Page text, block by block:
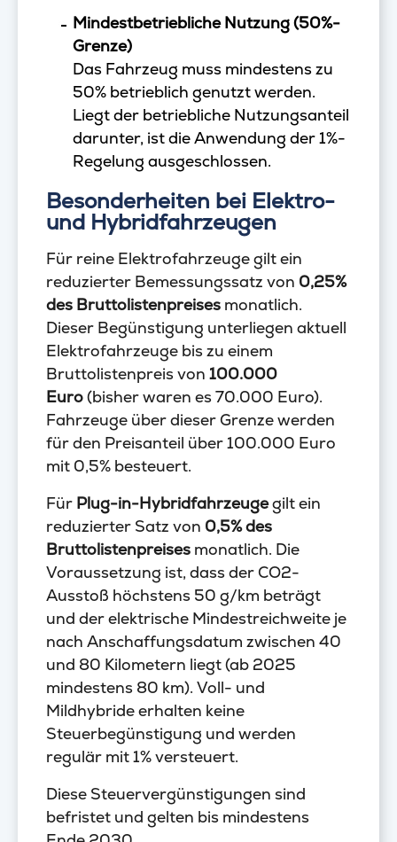
Mindestbetriebliche Nutzung (50%-
Grenze)
Das Fahrzeug muss mindestens zu
50% betrieblich genutzt werden.
Liegt der betriebliche Nutzungsanteil
darunter, ist die Anwendung der 1%-
Regelung ausgeschlossen.
Besonderheiten bei Elektro-
und Hybridfahrzeugen
Für reine Elektrofahrzeuge gilt ein
reduzierter Bemessungssatz von 0,25%
des Bruttolistenpreises monatlich.
Dieser Begünstigung unterliegen aktuell
Elektrofahrzeuge bis zu einem
Bruttolistenpreis von 100.000
Euro(bisher waren es 70.000 Euro).
Fahrzeuge über dieser Grenze werden
für den Preisanteil über 100.000 Euro
mit 0,5% besteuert.
Für Plug-in-Hybridfahrzeugegilt ein
reduzierter Satz von 0,5% des
Bruttolistenpreises monatlich. Die
Voraussetzung ist, dass der CO2-
Ausstoß höchstens 50 g/km beträgt
und der elektrische Mindestreichweite je
nach Anschaffungsdatum zwischen 40
und 80 Kilometern liegt (ab 2025
mindestens 80 km). Voll- und
Mildhybride erhalten keine
Steuerbegünstigung und werden
regulär mit 1% versteuert.
Diese Steuervergünstigungen sind
befristet und gelten bis mindestens